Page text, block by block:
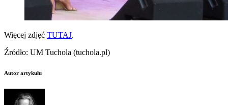
Więcej zdjęć TUTAJ.
Źródło: UM Tuchola (tuchola.pl)
Autor artykułu